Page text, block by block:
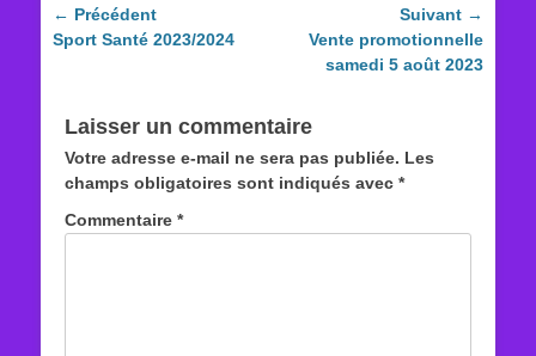
Navigation
de
← Précédent
Article
Sport Santé 2023/2024
Suivant →
Article
suivant :
Vente promotionnelle
samedi 5 août 2023
Laisser un commentaire
Votre adresse e-mail ne sera pas publiée. Les
champs obligatoires sont indiqués avec *
Commentaire *